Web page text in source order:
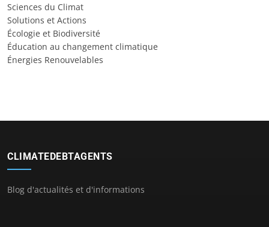
Sciences du Climat
Solutions et Actions
Écologie et Biodiversité
Éducation au changement climatique
Énergies Renouvelables
CLIMATEDEBTAGENTS
Blog d'actualités et d'informations